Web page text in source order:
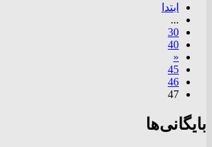
ابتدا
...
30
40
«
45
46
47
بایگانی‌ها